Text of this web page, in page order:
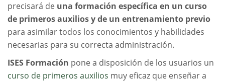
precisará de una formación específica en un curso
de primeros auxilios y de un entrenamiento previo
para asimilar todos los conocimientos y habilidades
necesarias para su correcta administración.
ISES Formación pone a disposición de los usuarios un
curso de primeros auxilios muy eficaz que enseñar a